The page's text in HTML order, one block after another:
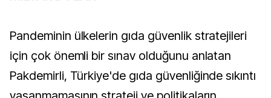
Pandeminin ülkelerin gıda güvenlik stratejileri
için çok önemli bir sınav olduğunu anlatan
Pakdemirli, Türkiye'de gıda güvenliğinde sıkıntı